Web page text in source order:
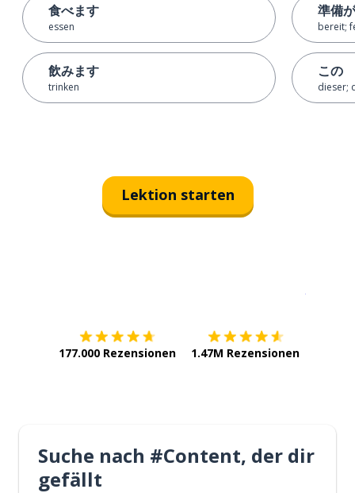
食べます
essen
飲みます
trinken
準備
bereit;
この
dieser;
Lektion starten
177.000 Rezensionen 1.47M Rezensionen
Suche nach #Content, der dir
gefällt